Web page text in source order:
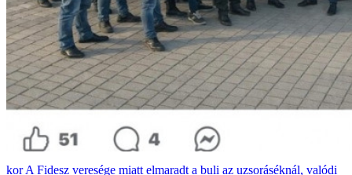
A Fidesz veresége miatt elmaradt a buli az uzsoráséknál, valódi